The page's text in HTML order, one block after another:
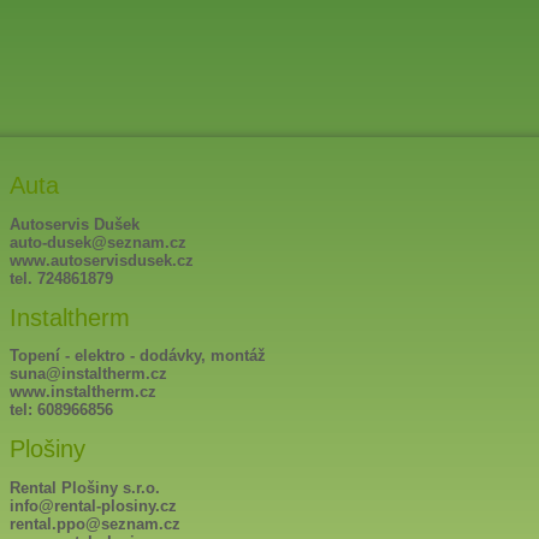
Auta
Autoservis Dušek
auto-dusek@seznam.cz
www.autoservisdusek.cz
tel. 724861879
Instaltherm
Topení - elektro - dodávky, montáž
suna@instaltherm.cz
www.instaltherm.cz
tel: 608966856
Plošiny
Rental Plošiny s.r.o.
info@rental-plosiny.cz
rental.ppo@seznam.cz